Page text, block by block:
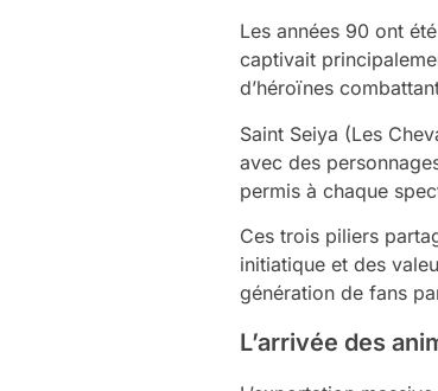
Les années 90 ont
captivait
d’héroïnes
Saint Seiya (Les
avec des
permis à chaque
Ces trois piliers
initiatique et des
génération de fans
L’arrivée des